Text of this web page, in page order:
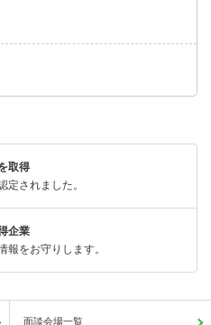
取得
定されました。
企業
報をお守りします。
面談会場一覧